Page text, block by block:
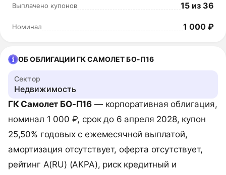
Выплачено купонов 15 из 36
Номинал 1 000 ₽
ОБ ОБЛИГАЦИИ ГК САМОЛЕТ БО-П16
Сектор
Недвижимость
ГК Самолет БО-П16 — корпоративная облигация,
номинал 1 000 ₽, срок до 6 апреля 2028, купон
25,50% годовых с ежемесячной выплатой,
амортизация отсутствует, оферта отсутствует,
рейтинг A(RU) (АКРА), риск кредитный и